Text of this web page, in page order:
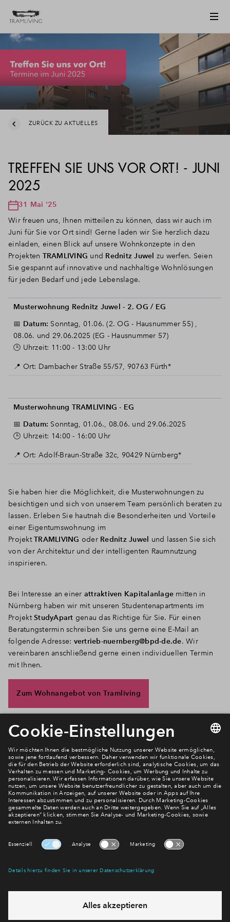
ZURÜCK ZU AKTUELLES
TREFFEN SIE UNS VOR ORT! - JUNI
2025
31 Mai '25
Wir freuen uns, Ihnen mitteilen zu können, dass wir auch im
Juni für Sie vor Ort sind! Gerne laden wir Sie herzlich dazu
einladen, einen Blick auf unsere Wohnkonzepte in den
Projekten TRAMLIVING und Rednitz Juwel zu werfen. Seien
Sie gespannt auf innovative und nachhaltige Wohnlösungen
für jeden Bedarf und jede Lebenslage.
Musterwohnung Rednitz Juwel - 2. OG / EG
📅 Datum: Sonntag, 01.06. (2. OG - Hausnummer 55) ,
08.06. und 29.06.2025 (EG - Hausnummer 57)
🕒 Uhrzeit: 11:00 - 13:00 Uhr
📍 Ort: Dambacher Straße 55/57, 90763 Fürth*
Musterwohnung TRAMLIVING - EG
📅 Datum: Sonntag, 01.06., 08.06. und 29.06.2025
🕒 Uhrzeit: 14:00 - 16:00 Uhr
📍 Ort: Adolf-Braun-Straße 32c, 90429 Nürnberg*
Sie haben hier die Möglichkeit, die Musterwohnungen zu
besichtigen und sich von unserem Team persönlich beraten zu
lassen. Erleben Sie hautnah die Besonderheiten und Vorteile
einer Eigentumswohnung im
Projekt TRAMLIVING oder Rednitz Juwel und lassen Sie sich
von der Architektur und der intelligenten Raumnutzung
inspirieren.
Bei Interesse an einer attraktiven Kapitalanlage mitten in
Nürnberg haben wir mit unseren Studentenapartments im
ProjektStudyApart genau das Richtige für Sie. Für einen
Beratungstermin schreiben Sie uns gerne eine E-Mail an
folgende Adresse: vertrieb-nuernberg@bpd-de.de. Wir
vereinbaren anschließend gerne einen individuellen Termin
mit Ihnen.
Zum Wohnangebot von Tramliving
Newsletter Anmeldung
Verpassen Sie zu diesem Wohnprojekt keine Neuigkeiten
mehr! Wir halten Sie auf dem Laufenden – mit unserem
regelmäßig erscheinenden Newsletter informieren wir Sie
über den Stand dieses und weiterer Neubauprojekte.
Abonnieren
für unsereDatenschutzerklärung